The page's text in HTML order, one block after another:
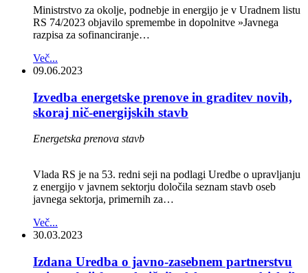
Ministrstvo za okolje, podnebje in energijo je v Uradnem listu
RS 74/2023 objavilo spremembe in dopolnitve »Javnega
razpisa za sofinanciranje…
Več...
09.06.2023
Izvedba energetske prenove in graditev novih,
skoraj nič-energijskih stavb
Energetska prenova stavb
Vlada RS je na 53. redni seji na podlagi Uredbe o upravljanju
z energijo v javnem sektorju določila seznam stavb oseb
javnega sektorja, primernih za…
Več...
30.03.2023
Izdana Uredba o javno-zasebnem partnerstvu